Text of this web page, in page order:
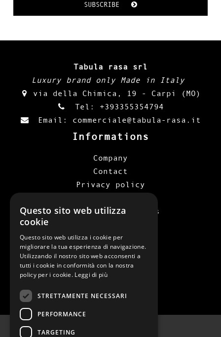
SUBSCRIBE
Tabula rasa srl
Luxury brand only Made in Italy
via della Chimica, 19 - Carpi (MO)
Tel: +393355354794
Email: commerciale@tabula-rasa.it
Informations
Company
Contact
Privacy policy
Terms and conditions
Man
Woman
Questo sito web utilizza
cookie
Questo sito web utilizza i cookie per
migliorare la tua esperienza di navigazione.
Utilizzando il nostro sito web acconsenti a
tutti i cookie in conformità con la nostra
policy per i cookie. Leggi di più
STRETTAMENTE NECESSARI
PERFORMANCE
TARGETING